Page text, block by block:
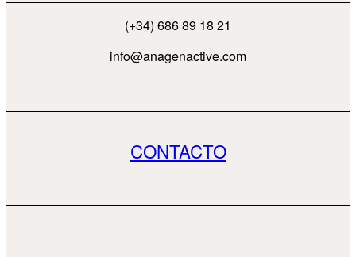
(+34) 686 89 18 21
info@anagenactive.com
CONTACTO